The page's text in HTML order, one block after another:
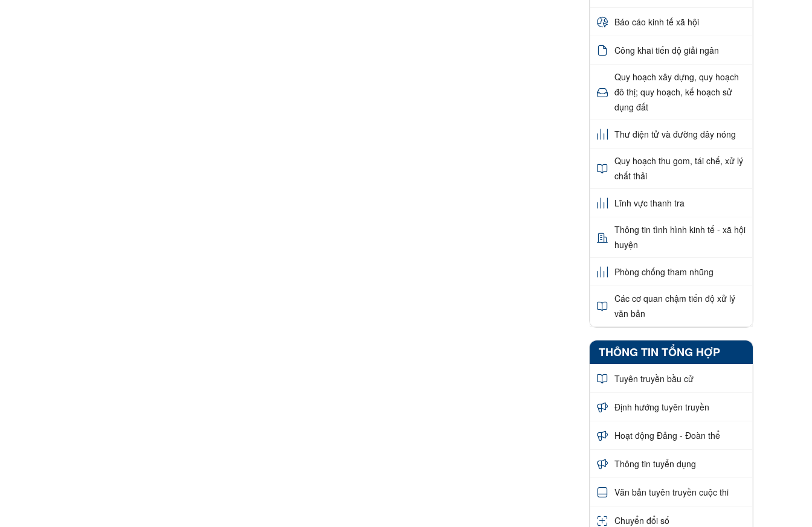
Báo cáo kinh tế xã hội
Công khai tiến độ giải ngân
Quy hoạch xây dựng, quy hoạch
đô thị; quy hoạch, kế hoạch sử
dụng đất
Thư điện tử và đường dây nóng
Quy hoạch thu gom, tái chế, xử lý
chất thải
Lĩnh vực thanh tra
Thông tin tình hình kinh tế - xã hội
huyện
Phòng chống tham nhũng
Các cơ quan chậm tiến độ xử lý
văn bản
THÔNG TIN TỔNG HỢP
Tuyên truyền bầu cử
Định hướng tuyên truyền
Hoạt động Đảng - Đoàn thể
Thông tin tuyển dụng
Văn bản tuyên truyền cuộc thi
Chuyển đổi số